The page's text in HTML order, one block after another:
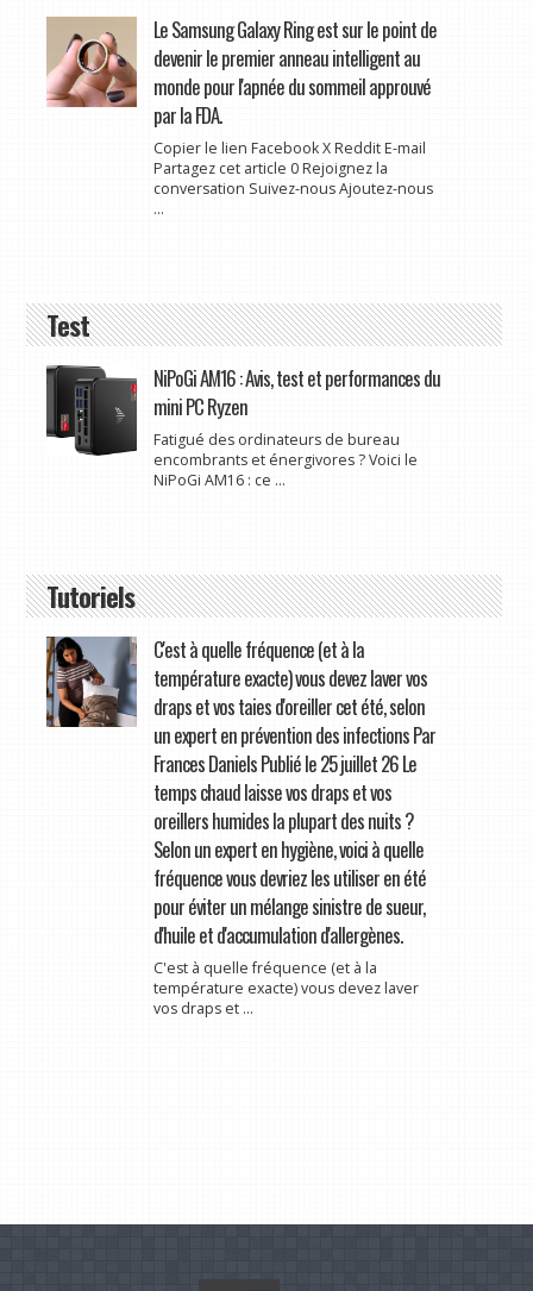
Le Samsung Galaxy Ring est sur le point de
devenir le premier anneau intelligent au
monde pour l'apnée du sommeil approuvé
par la FDA.
Copier le lien Facebook X Reddit E-mail
Partagez cet article 0 Rejoignez la
conversation Suivez-nous Ajoutez-nous
...
Test
NiPoGi AM16 : Avis, test et performances du
mini PC Ryzen
Fatigué des ordinateurs de bureau
encombrants et énergivores ? Voici le
NiPoGi AM16 : ce ...
Tutoriels
C'est à quelle fréquence (et à la
température exacte) vous devez laver vos
draps et vos taies d'oreiller cet été, selon
un expert en prévention des infections Par
Frances Daniels Publié le 25 juillet 26 Le
temps chaud laisse vos draps et vos
oreillers humides la plupart des nuits ?
Selon un expert en hygiène, voici à quelle
fréquence vous devriez les utiliser en été
pour éviter un mélange sinistre de sueur,
d'huile et d'accumulation d'allergènes.
C'est à quelle fréquence (et à la
température exacte) vous devez laver
vos draps et ...